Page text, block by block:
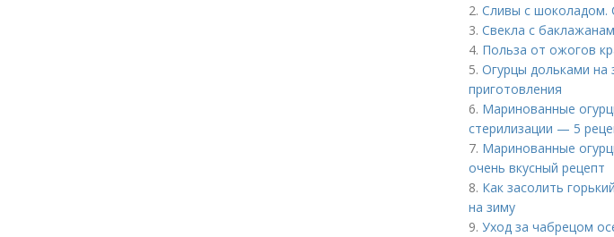
2. Сливы с шоколадом.
3. Свекла с
4. Польза от ожогов
5. Огурцы дольками на
приготовления
6. Маринованные
стерилизации — 5
7. Маринованные
очень вкусный рецепт
8. Как засолить
на зиму
9. Уход за чабрецом